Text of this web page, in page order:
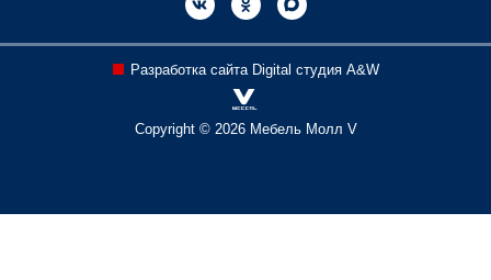
Разработка сайта Digital студия A&W
Copyright © 2026 Мебель Молл V